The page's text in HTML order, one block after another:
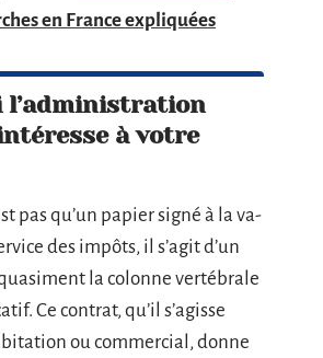
en France expliquées
l’administration
à votre
pas qu’un papier signé à la va-
des impôts, il s’agit d’un
la colonne vertébrale
Ce contrat, qu’il s’agisse
ou commercial, donne